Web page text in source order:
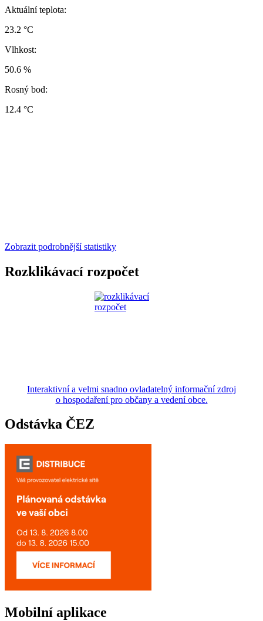
Aktuální teplota:
23.2 °C
Vlhkost:
50.6 %
Rosný bod:
12.4 °C
Zobrazit podrobnější statistiky
Rozklikávací rozpočet
Interaktivní a velmi snadno ovladatelný informační zdroj
o hospodaření pro občany a vedení obce.
Odstávka ČEZ
Mobilní aplikace